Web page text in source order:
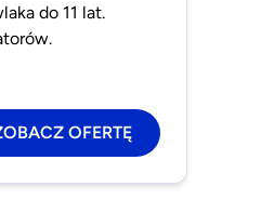
do 11 lat.
OFERTĘ